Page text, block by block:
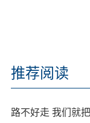
推荐阅读
路不好走 我们就